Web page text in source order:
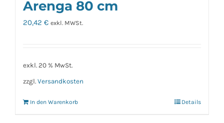
Arenga 80 cm
20,42 € exkl. MWSt.
exkl. 20 % MwSt.
zzgl. Versandkosten
In den Warenkorb Details